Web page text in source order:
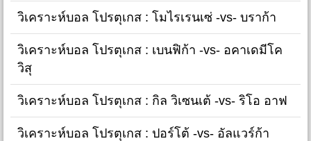
วิเคราะห์บอล โปรตุเกส : โมไรเรนเซ่ -vs- บราก้า
วิเคราะห์บอล โปรตุเกส : เบนฟิก้า -vs- อคาเดมีโค
วิสุ
วิเคราะห์บอล โปรตุเกส : กิล วิเซนเต้ -vs- ริโอ อาฟ
วิเคราะห์บอล โปรตุเกส : ปอร์โต้ -vs- อัลแวร์ก้า